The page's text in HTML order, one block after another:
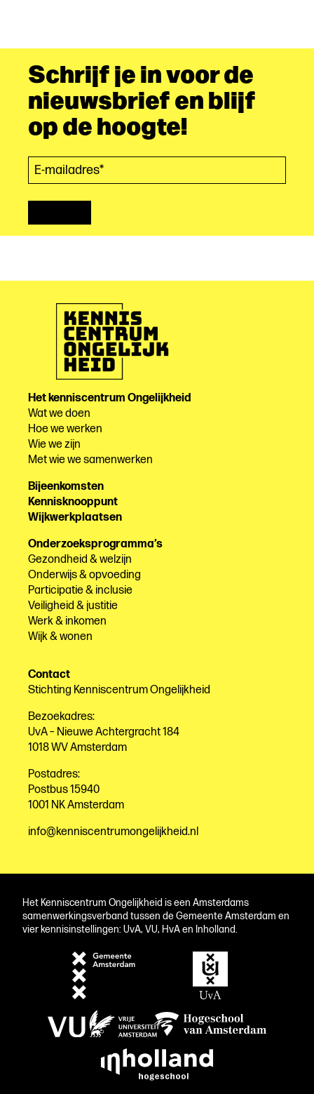
Schrijf je in voor de
nieuwsbrief en blijf
op de hoogte!
Het kenniscentrum Ongelijkheid
Wat we doen
Hoe we werken
Wie we zijn
Met wie we samenwerken
Bijeenkomsten
Kennisknooppunt
Wijkwerkplaatsen
Onderzoeksprogramma’s
Gezondheid & welzijn
Onderwijs & opvoeding
Participatie & inclusie
Veiligheid & justitie
Werk & inkomen
Wijk & wonen
Contact
Stichting Kenniscentrum Ongelijkheid
Bezoekadres:
UvA – Nieuwe Achtergracht 184
1018 WV Amsterdam
Postadres:
Postbus 15940
1001 NK Amsterdam
info@kenniscentrumongelijkheid.nl
Het Kenniscentrum Ongelijkheid is een Amsterdams
samenwerkingsverband tussen de Gemeente Amsterdam en
vier kennisinstellingen: UvA, VU, HvA en Inholland.